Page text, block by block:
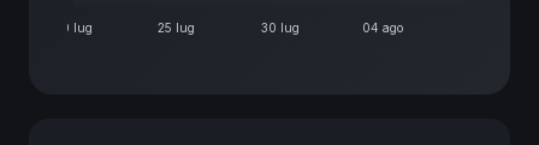
20 lug 25 lug 30 lug 04 ago